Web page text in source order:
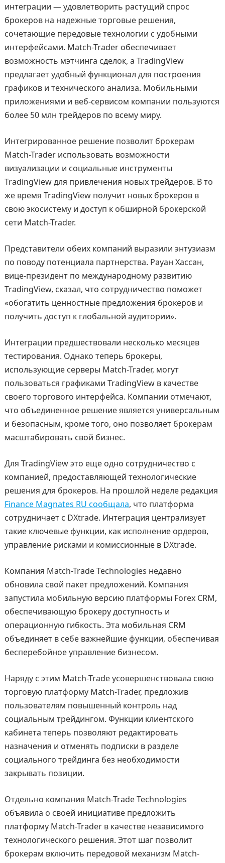
интеграции — удовлетворить растущий спрос
брокеров на надежные торговые решения,
сочетающие передовые технологии с удобными
интерфейсами. Match-Trader обеспечивает
возможность мэтчинга сделок, а TradingView
предлагает удобный функционал для построения
графиков и технического анализа. Мобильными
приложениями и веб-сервисом компании пользуются
более 50 млн трейдеров по всему миру.
Интегрированное решение позволит брокерам
Match-Trader использовать возможности
визуализации и социальные инструменты
TradingView для привлечения новых трейдеров. В то
же время TradingView получит новых брокеров в
свою экосистему и доступ к обширной брокерской
сети Match-Trader.
Представители обеих компаний выразили энтузиазм
по поводу потенциала партнерства. Рауан Хассан,
вице-президент по международному развитию
TradingView, сказал, что сотрудничество поможет
«обогатить ценностные предложения брокеров и
получить доступ к глобальной аудитории».
Интеграции предшествовали несколько месяцев
тестирования. Однако теперь брокеры,
использующие серверы Match-Trader, могут
пользоваться графиками TradingView в качестве
своего торгового интерфейса. Компании отмечают,
что объединенное решение является универсальным
и безопасным, кроме того, оно позволяет брокерам
масштабировать свой бизнес.
Для TradingView это еще одно сотрудничество с
компанией, предоставляющей технологические
решения для брокеров. На прошлой неделе редакция
Finance Magnates RU сообщала, что платформа
сотрудничает с DXtrade. Интеграция централизует
такие ключевые функции, как исполнение ордеров,
управление рисками и комиссионные в DXtrade.
Компания Match-Trade Technologies недавно
обновила свой пакет предложений. Компания
запустила мобильную версию платформы Forex CRM,
обеспечивающую брокеру доступность и
операционную гибкость. Эта мобильная CRM
объединяет в себе важнейшие функции, обеспечивая
бесперебойное управление бизнесом.
Наряду с этим Match-Trade усовершенствовала свою
торговую платформу Match-Trader, предложив
пользователям повышенный контроль над
социальным трейдингом. Функции клиентского
кабинета теперь позволяют редактировать
назначения и отменять подписки в разделе
социального трейдинга без необходимости
закрывать позиции.
Отдельно компания Match-Trade Technologies
объявила о своей инициативе предложить
платформу Match-Trader в качестве независимого
технологического решения. Этот шаг позволит
брокерам включить передовой механизм Match-